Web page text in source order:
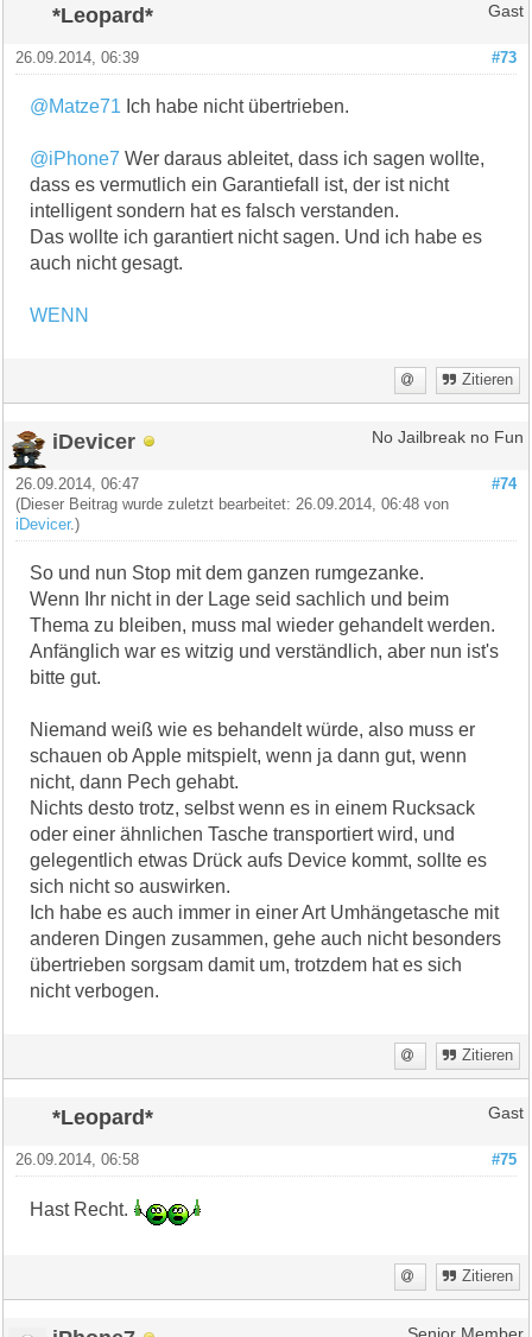
*Leopard* Gast
#73
26.09.2014, 06:39
@Matze71 Ich habe nicht übertrieben.
@iPhone7 Wer daraus ableitet, dass ich sagen wollte,
dass es vermutlich ein Garantiefall ist, der ist nicht
intelligent sondern hat es falsch verstanden.
Das wollte ich garantiert nicht sagen. Und ich habe es
auch nicht gesagt.
WENN
Zitieren
iDevicer No Jailbreak no Fun
#74
26.09.2014, 06:47
(Dieser Beitrag wurde zuletzt bearbeitet: 26.09.2014, 06:48 von
iDevicer.)
So und nun Stop mit dem ganzen rumgezanke.
Wenn Ihr nicht in der Lage seid sachlich und beim
Thema zu bleiben, muss mal wieder gehandelt werden.
Anfänglich war es witzig und verständlich, aber nun ist's
bitte gut.
Niemand weiß wie es behandelt würde, also muss er
schauen ob Apple mitspielt, wenn ja dann gut, wenn
nicht, dann Pech gehabt.
Nichts desto trotz, selbst wenn es in einem Rucksack
oder einer ähnlichen Tasche transportiert wird, und
gelegentlich etwas Drück aufs Device kommt, sollte es
sich nicht so auswirken.
Ich habe es auch immer in einer Art Umhängetasche mit
anderen Dingen zusammen, gehe auch nicht besonders
übertrieben sorgsam damit um, trotzdem hat es sich
nicht verbogen.
Zitieren
*Leopard* Gast
#75
26.09.2014, 06:58
Hast Recht.
Zitieren
Senior Member